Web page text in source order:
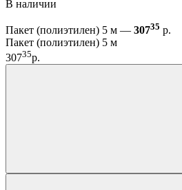
В наличии
Пакет (полиэтилен) 5 м — 30735 р.
Пакет (полиэтилен) 5 м
30735р.